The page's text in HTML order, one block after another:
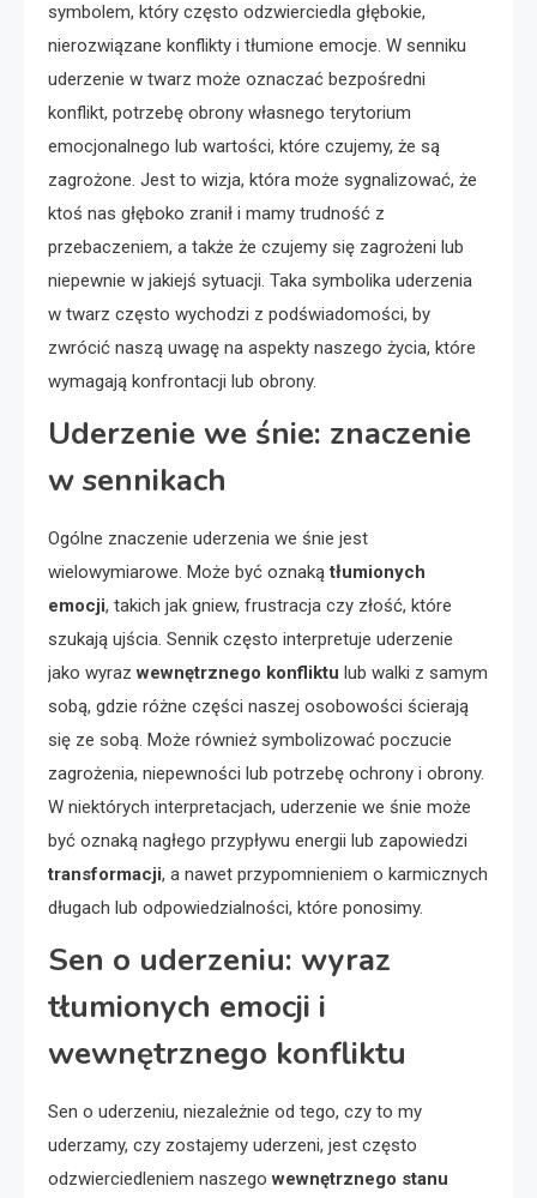
symbolem, który często odzwierciedla głębokie,
nierozwiązane konflikty i tłumione emocje. W senniku
uderzenie w twarz może oznaczać bezpośredni
konflikt, potrzebę obrony własnego terytorium
emocjonalnego lub wartości, które czujemy, że są
zagrożone. Jest to wizja, która może sygnalizować, że
ktoś nas głęboko zranił i mamy trudność z
przebaczeniem, a także że czujemy się zagrożeni lub
niepewnie w jakiejś sytuacji. Taka symbolika uderzenia
w twarz często wychodzi z podświadomości, by
zwrócić naszą uwagę na aspekty naszego życia, które
wymagają konfrontacji lub obrony.
Uderzenie we śnie: znaczenie
w sennikach
Ogólne znaczenie uderzenia we śnie jest
wielowymiarowe. Może być oznakątłumionych
emocji, takich jak gniew, frustracja czy złość, które
szukają ujścia. Sennik często interpretuje uderzenie
jako wyrazwewnętrznego konfliktu lub walki z samym
sobą, gdzie różne części naszej osobowości ścierają
się ze sobą. Może również symbolizować poczucie
zagrożenia, niepewności lub potrzebę ochrony i obrony.
W niektórych interpretacjach, uderzenie we śnie może
być oznaką nagłego przypływu energii lub zapowiedzi
transformacji, a nawet przypomnieniem o karmicznych
długach lub odpowiedzialności, które ponosimy.
Sen o uderzeniu: wyraz
tłumionych emocji i
wewnętrznego konfliktu
Sen o uderzeniu, niezależnie od tego, czy to my
uderzamy, czy zostajemy uderzeni, jest często
odzwierciedleniem naszegowewnętrznego stanu